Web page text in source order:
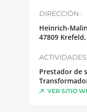
DIRECCIÓN :
Heinrich-
47809 Krefeld,
ACTIVIDADES
Prestador de
VER SITIO